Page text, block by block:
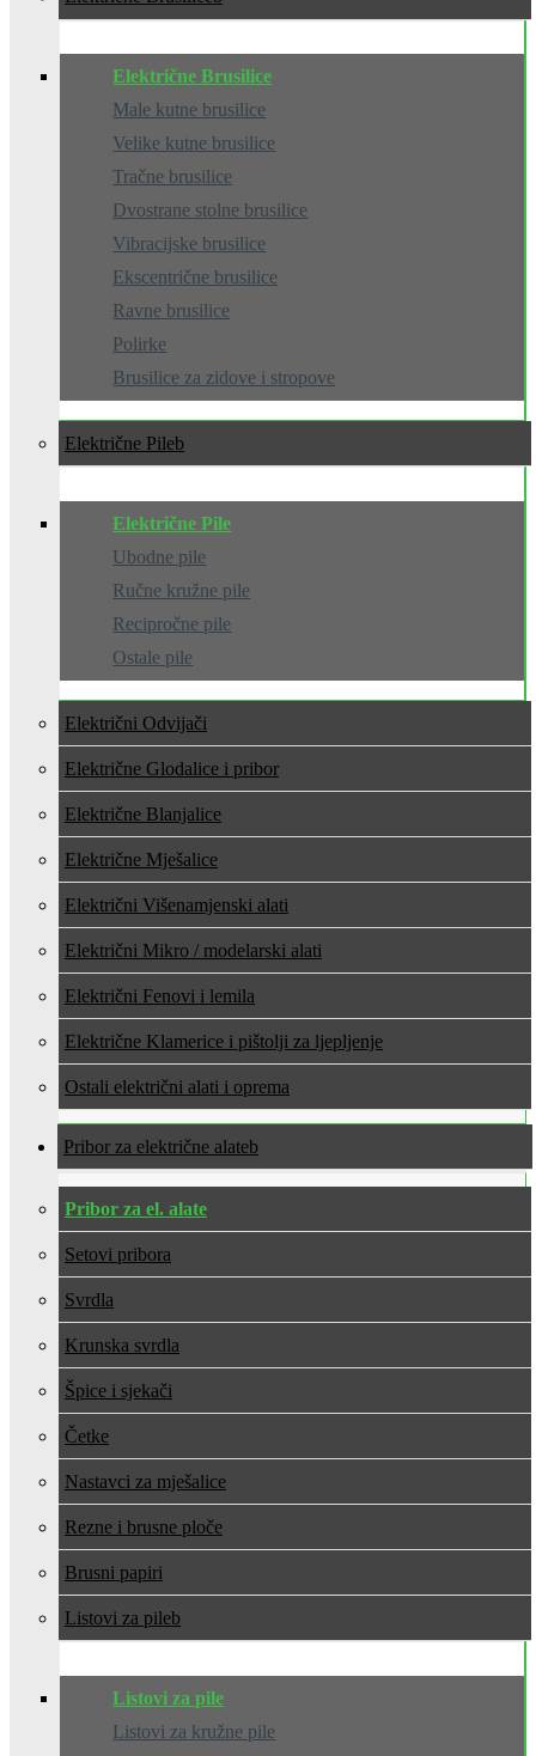
Električne Brusilice
Male kutne brusilice
Velike kutne brusilice
Tračne brusilice
Dvostrane stolne brusilice
Vibracijske brusilice
Ekscentrične brusilice
Ravne brusilice
Polirke
Brusilice za zidove i stropove
Električne Pile
Električne Pile
Ubodne pile
Ručne kružne pile
Recipročne pile
Ostale pile
Električni Odvijači
Električne Glodalice i pribor
Električne Blanjalice
Električne Mješalice
Električni Višenamjenski alati
Električni Mikro / modelarski alati
Električni Fenovi i lemila
Električne Klamerice i pištolji za ljepljenje
Ostali električni alati i oprema
Pribor za električne alate
Pribor za el. alate
Setovi pribora
Svrdla
Krunska svrdla
Špice i sjekači
Četke
Nastavci za mješalice
Rezne i brusne ploče
Brusni papiri
Listovi za pile
Listovi za pile
Listovi za kružne pile